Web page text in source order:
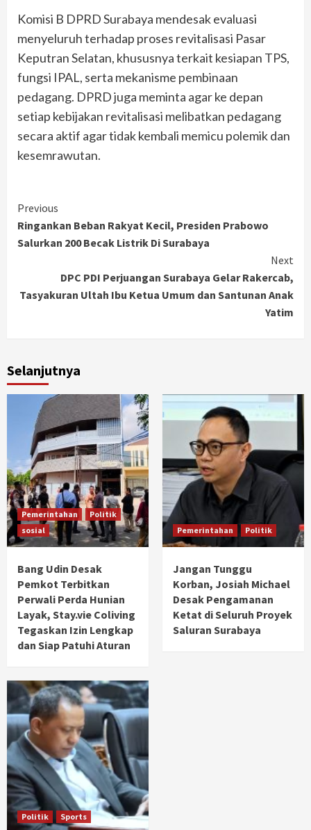
Komisi B DPRD Surabaya mendesak evaluasi
menyeluruh terhadap proses revitalisasi Pasar
Keputran Selatan, khususnya terkait kesiapan TPS,
fungsi IPAL, serta mekanisme pembinaan
pedagang. DPRD juga meminta agar ke depan
setiap kebijakan revitalisasi melibatkan pedagang
secara aktif agar tidak kembali memicu polemik dan
kesemrawutan.
Continue
Reading
Previous
Ringankan Beban Rakyat Kecil, Presiden Prabowo
Salurkan 200 Becak Listrik Di Surabaya
Next
DPC PDI Perjuangan Surabaya Gelar Rakercab,
Tasyakuran Ultah Ibu Ketua Umum dan Santunan Anak
Yatim
Selanjutnya
Pemerintahan
Politik
sosial
Bang Udin Desak
Pemkot Terbitkan
Perwali Perda Hunian
Layak, Stay.vie Coliving
Tegaskan Izin Lengkap
dan Siap Patuhi Aturan
Pemerintahan Politik
Jangan Tunggu
Korban, Josiah Michael
Desak Pengamanan
Ketat di Seluruh Proyek
Saluran Surabaya
Politik Sports